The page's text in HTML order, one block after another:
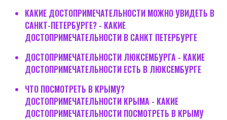
КАКИЕ ДОСТОПРИМЕЧАТЕЛЬНОСТИ МОЖНО УВИДЕТЬ В
САНКТ-ПЕТЕРБУРГЕ? - КАКИЕ
ДОСТОПРИМЕЧАТЕЛЬНОСТИ В САНКТ ПЕТЕРБУРГЕ
ДОСТОПРИМЕЧАТЕЛЬНОСТИ ЛЮКСЕМБУРГА - КАКИЕ
ДОСТОПРИМЕЧАТЕЛЬНОСТИ ЕСТЬ В ЛЮКСЕМБУРГЕ
ЧТО ПОСМОТРЕТЬ В КРЫМУ?
ДОСТОПРИМЕЧАТЕЛЬНОСТИ КРЫМА - КАКИЕ
ДОСТОПРИМЕЧАТЕЛЬНОСТИ ПОСМОТРЕТЬ В КРЫМУ